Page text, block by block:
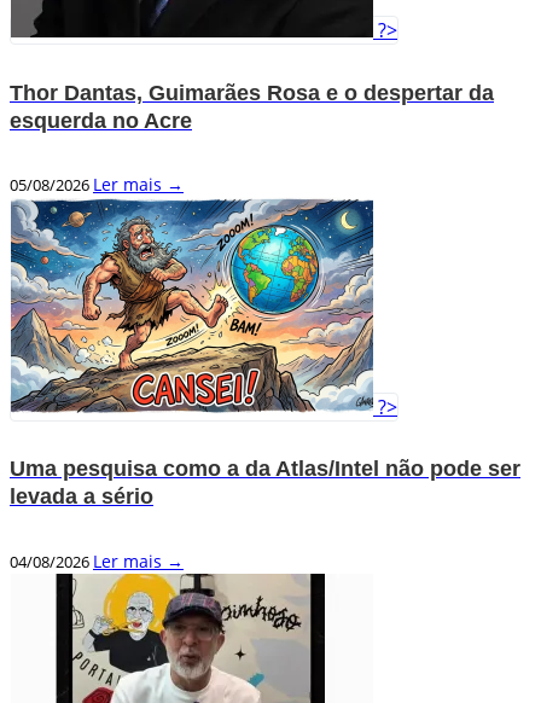
?>
Thor Dantas, Guimarães Rosa e o despertar da
esquerda no Acre
05/08/2026 Ler mais →
?>
Uma pesquisa como a da Atlas/Intel não pode ser
levada a sério
04/08/2026 Ler mais →